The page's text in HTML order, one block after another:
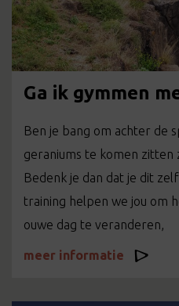
Ga ik gymmen
Ben je bang om achter de
geraniums te komen zitten
Bedenk je dan dat je dit
training helpen we jou om
ouwe dag te veranderen,
meer informatie